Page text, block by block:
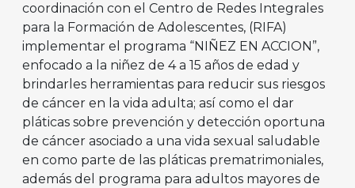
coordinación con el Centro de Redes Integrales
para la Formación de Adolescentes, (RIFA)
implementar el programa “NIÑEZ EN ACCION”,
enfocado a la niñez de 4 a 15 años de edad y
brindarles herramientas para reducir sus riesgos
de cáncer en la vida adulta; así como el dar
pláticas sobre prevención y detección oportuna
de cáncer asociado a una vida sexual saludable
en como parte de las pláticas prematrimoniales,
además del programa para adultos mayores de